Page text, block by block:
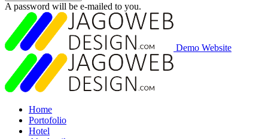
A password will be e-mailed to you.
Demo Website
Home
Portofolio
Hotel